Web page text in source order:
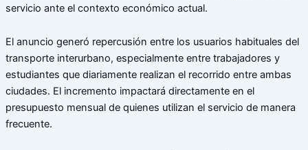
servicio ante el contexto económico actual.
El anuncio generó repercusión entre los usuarios habituales del
transporte interurbano, especialmente entre trabajadores y
estudiantes que diariamente realizan el recorrido entre ambas
ciudades. El incremento impactará directamente en el
presupuesto mensual de quienes utilizan el servicio de manera
frecuente.